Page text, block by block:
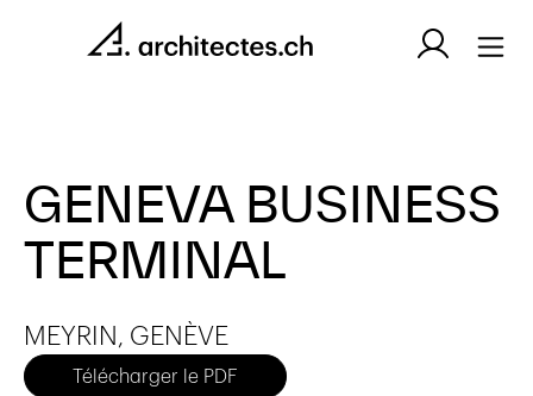
GENEVA BUSINESS
TERMINAL
MEYRIN, GENÈVE
Télécharger le PDF